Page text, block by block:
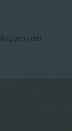
oder